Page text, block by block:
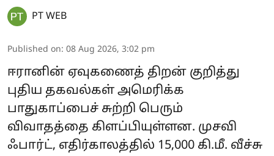
PT WEB
Published on: 08 Aug 2026, 3:02 pm
ஈரானின் ஏவுகணைத் திறன் குறித்து
புதிய தகவல்கள் அமெரிக்க
பாதுகாப்பைச் சுற்றி பெரும்
விவாதத்தை கிளப்பியுள்ளன. முசவி
ஃபார்ட், எதிர்காலத்தில் 15,000 கி.மீ. வீச்சு